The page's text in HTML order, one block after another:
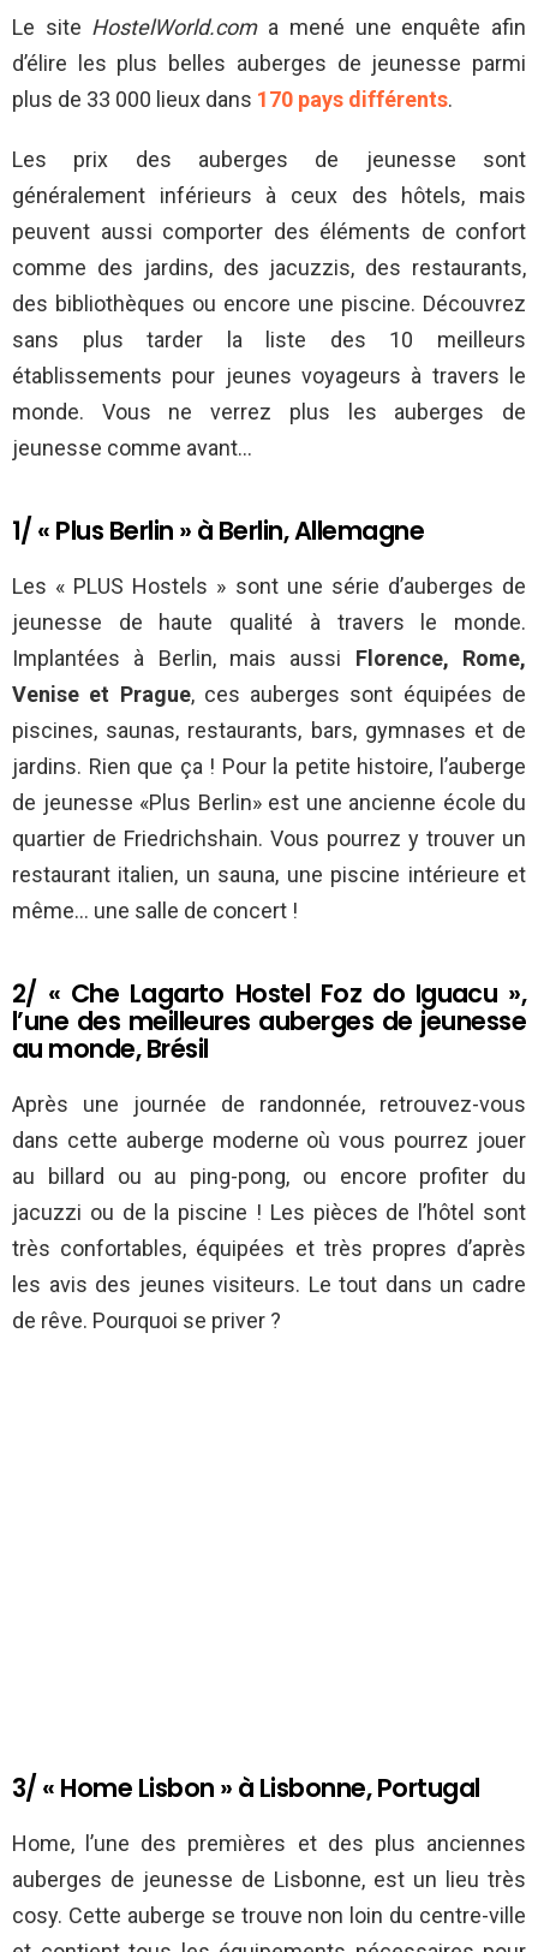
Le site HostelWorld.com a mené une enquête afin
d’élire les plus belles auberges de jeunesse parmi
plus de 33 000 lieux dans 170 pays différents.
Les prix des auberges de jeunesse sont
généralement inférieurs à ceux des hôtels, mais
peuvent aussi comporter des éléments de confort
comme des jardins, des jacuzzis, des restaurants,
des bibliothèques ou encore une piscine. Découvrez
sans plus tarder la liste des 10 meilleurs
établissements pour jeunes voyageurs à travers le
monde. Vous ne verrez plus les auberges de
jeunesse comme avant…
1/ « Plus Berlin » à Berlin, Allemagne
Les « PLUS Hostels » sont une série d’auberges de
jeunesse de haute qualité à travers le monde.
Implantées à Berlin, mais aussi Florence, Rome,
Venise et Prague, ces auberges sont équipées de
piscines, saunas, restaurants, bars, gymnases et de
jardins. Rien que ça ! Pour la petite histoire, l’auberge
de jeunesse «Plus Berlin» est une ancienne école du
quartier de Friedrichshain. Vous pourrez y trouver un
restaurant italien, un sauna, une piscine intérieure et
même… une salle de concert !
2/ « Che Lagarto Hostel Foz do Iguacu »,
l’une des meilleures auberges de jeunesse
au monde, Brésil
Après une journée de randonnée, retrouvez-vous
dans cette auberge moderne où vous pourrez jouer
au billard ou au ping-pong, ou encore profiter du
jacuzzi ou de la piscine ! Les pièces de l’hôtel sont
très confortables, équipées et très propres d’après
les avis des jeunes visiteurs. Le tout dans un cadre
de rêve. Pourquoi se priver ?
3/ « Home Lisbon » à Lisbonne, Portugal
Home, l’une des premières et des plus anciennes
auberges de jeunesse de Lisbonne, est un lieu très
cosy. Cette auberge se trouve non loin du centre-ville